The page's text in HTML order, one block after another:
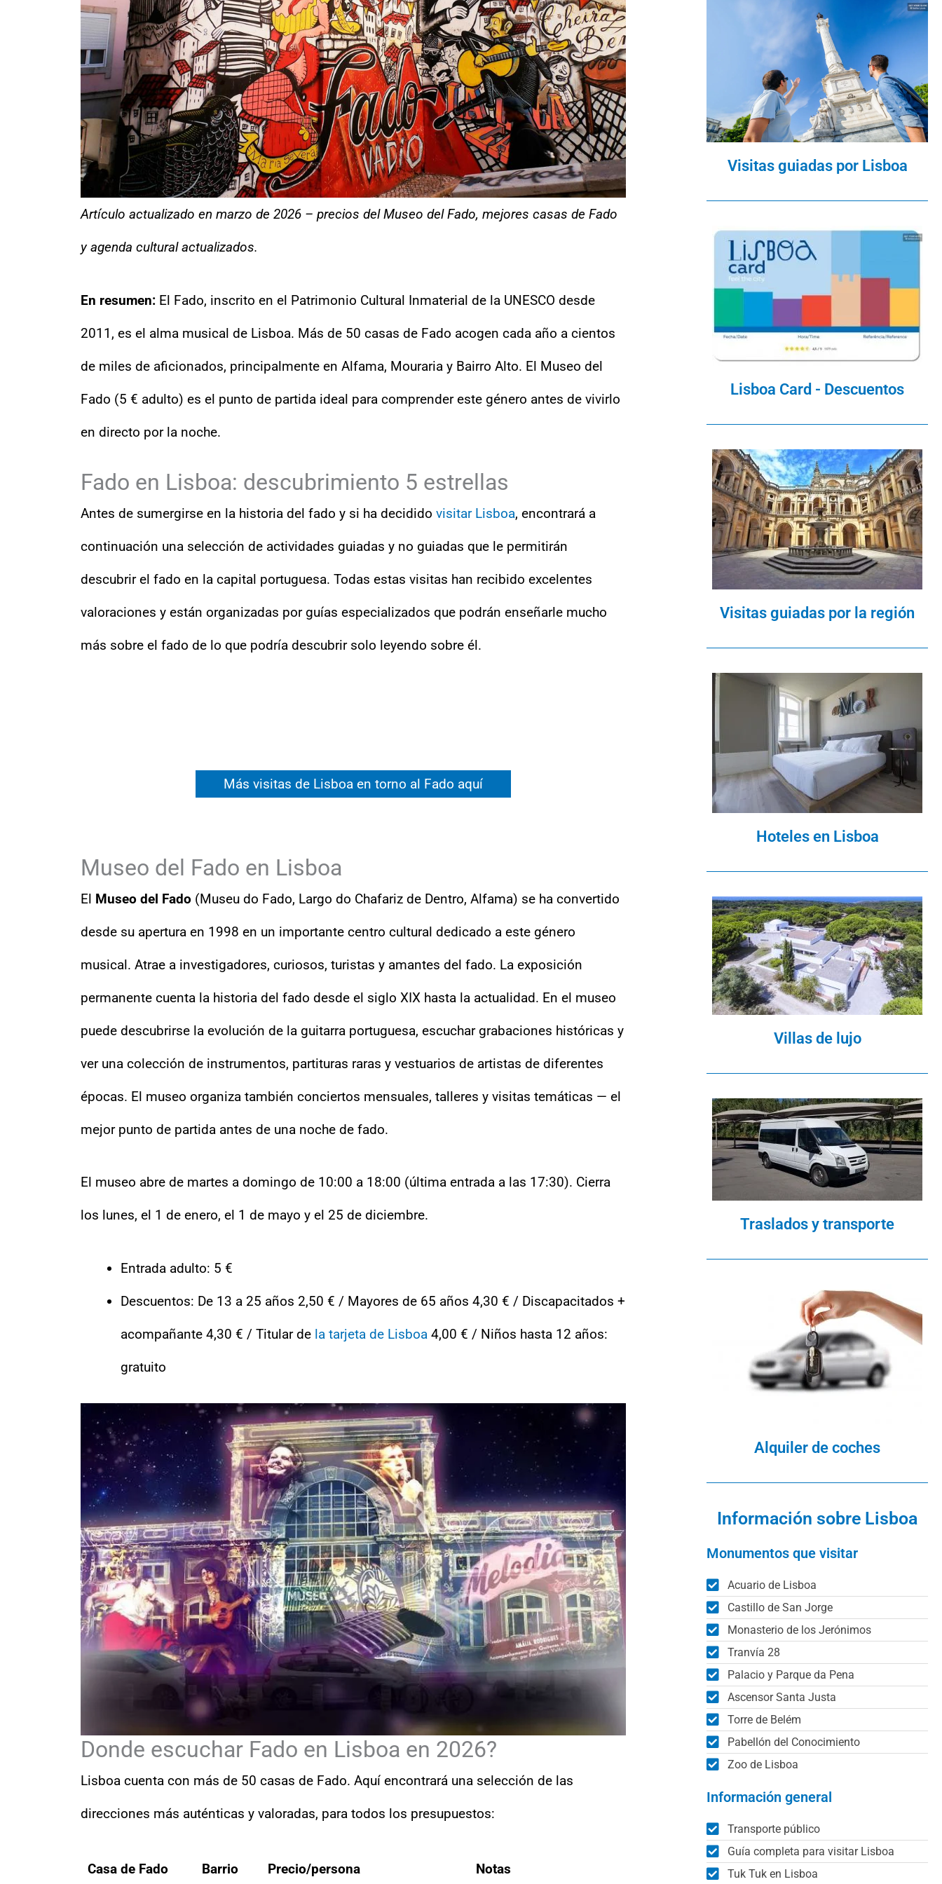
Artículo actualizado en marzo de 2026 – precios del Museo del Fado, mejores casas de Fado
y agenda cultural actualizados.
En resumen: El Fado, inscrito en el Patrimonio Cultural Inmaterial de la UNESCO desde
2011, es el alma musical de Lisboa. Más de 50 casas de Fado acogen cada año a cientos
de miles de aficionados, principalmente en Alfama, Mouraria y Bairro Alto. El Museo del
Fado (5 € adulto) es el punto de partida ideal para comprender este género antes de vivirlo
en directo por la noche.
Fado en Lisboa: descubrimiento 5 estrellas
Antes de sumergirse en la historia del fado y si ha decidido visitar Lisboa, encontrará a
continuación una selección de actividades guiadas y no guiadas que le permitirán
descubrir el fado en la capital portuguesa. Todas estas visitas han recibido excelentes
valoraciones y están organizadas por guías especializados que podrán enseñarle mucho
más sobre el fado de lo que podría descubrir solo leyendo sobre él.
Más visitas de Lisboa en torno al Fado aquí
Museo del Fado en Lisboa
El Museo del Fado (Museu do Fado, Largo do Chafariz de Dentro, Alfama) se ha convertido
desde su apertura en 1998 en un importante centro cultural dedicado a este género
musical. Atrae a investigadores, curiosos, turistas y amantes del fado. La exposición
permanente cuenta la historia del fado desde el siglo XIX hasta la actualidad. En el museo
puede descubrirse la evolución de la guitarra portuguesa, escuchar grabaciones históricas y
ver una colección de instrumentos, partituras raras y vestuarios de artistas de diferentes
épocas. El museo organiza también conciertos mensuales, talleres y visitas temáticas — el
mejor punto de partida antes de una noche de fado.
El museo abre de martes a domingo de 10:00 a 18:00 (última entrada a las 17:30). Cierra
los lunes, el 1 de enero, el 1 de mayo y el 25 de diciembre.
Entrada adulto: 5 €
Descuentos: De 13 a 25 años 2,50 € / Mayores de 65 años 4,30 € / Discapacitados +
acompañante 4,30 € / Titular de la tarjeta de Lisboa 4,00 € / Niños hasta 12 años:
gratuito
Donde escuchar Fado en Lisboa en 2026?
Lisboa cuenta con más de 50 casas de Fado. Aquí encontrará una selección de las
direcciones más auténticas y valoradas, para todos los presupuestos:
Casa de Fado Barrio Precio/persona Notas
Visitas guiadas por Lisboa
Lisboa Card - Descuentos
Visitas guiadas por la región
Hoteles en Lisboa
Villas de lujo
Traslados y transporte
Alquiler de coches
Información sobre Lisboa
Monumentos que visitar
Acuario de Lisboa
Castillo de San Jorge
Monasterio de los Jerónimos
Tranvía 28
Palacio y Parque da Pena
Ascensor Santa Justa
Torre de Belém
Pabellón del Conocimiento
Zoo de Lisboa
Información general
Transporte público
Guía completa para visitar Lisboa
Tuk Tuk en Lisboa